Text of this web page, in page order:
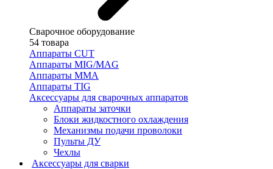
Сварочное оборудование
54 товара
Аппараты CUT
Аппараты MIG/MAG
Аппараты MMA
Аппараты TIG
Аксессуары для сварочных аппаратов
Аппараты заточки
Блоки жидкостного охлаждения
Механизмы подачи проволоки
Пульты ДУ
Чехлы
Аксессуары для сварки